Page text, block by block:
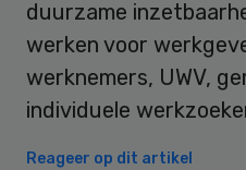
duurzame
werken voor
werknemers, UWV,
individuele
Reageer op dit artikel